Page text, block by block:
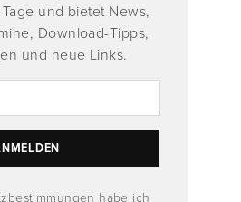
und bietet News,
Download-Tipps,
und neue Links.
habe ich